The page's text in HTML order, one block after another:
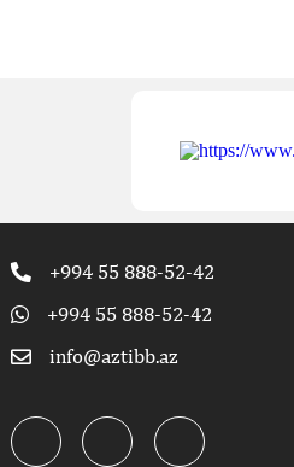
+994 55 888-52-42
+994 55 888-52-42
info@aztibb.az